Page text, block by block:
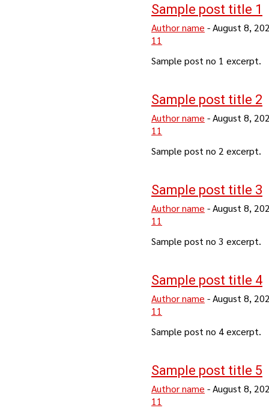
Sample post title 1
Author name -August 8,
11
Sample post no 1 excerpt.
Sample post title 2
Author name -August 8,
11
Sample post no 2 excerpt.
Sample post title 3
Author name -August 8,
11
Sample post no 3 excerpt.
Sample post title 4
Author name -August 8,
11
Sample post no 4 excerpt.
Sample post title 5
Author name -August 8,
11